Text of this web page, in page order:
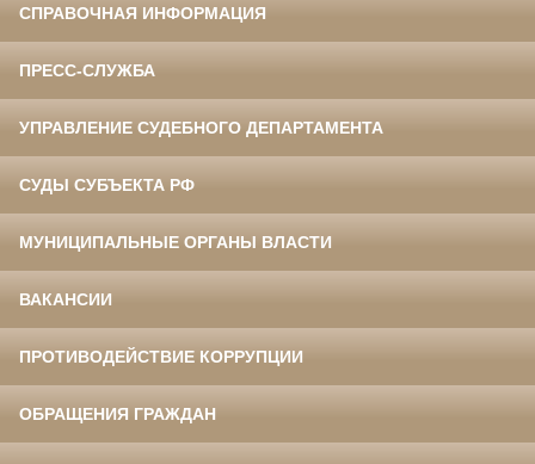
СПРАВОЧНАЯ ИНФОРМАЦИЯ
ПРЕСС-СЛУЖБА
УПРАВЛЕНИЕ СУДЕБНОГО ДЕПАРТАМЕНТА
СУДЫ СУБЪЕКТА РФ
МУНИЦИПАЛЬНЫЕ ОРГАНЫ ВЛАСТИ
ВАКАНСИИ
ПРОТИВОДЕЙСТВИЕ КОРРУПЦИИ
ОБРАЩЕНИЯ ГРАЖДАН